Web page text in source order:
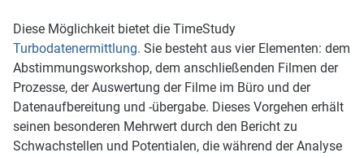
Diese Möglichkeit bietet die TimeStudy
Turbodatenermittlung. Sie besteht aus vier Elementen: dem
Abstimmungsworkshop, dem anschließenden Filmen der
Prozesse, der Auswertung der Filme im Büro und der
Datenaufbereitung und -übergabe. Dieses Vorgehen erhält
seinen besonderen Mehrwert durch den Bericht zu
Schwachstellen und Potentialen, die während der Analyse